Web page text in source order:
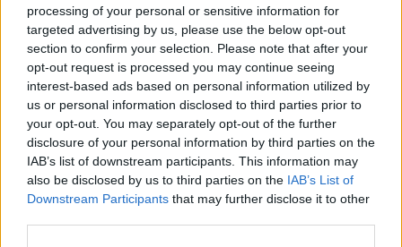
processing of your personal or sensitive information for
targeted advertising by us, please use the below opt-out
section to confirm your selection. Please note that after your
opt-out request is processed you may continue seeing
interest-based ads based on personal information utilized by
us or personal information disclosed to third parties prior to
your opt-out. You may separately opt-out of the further
disclosure of your personal information by third parties on the
IAB’s list of downstream participants. This information may
also be disclosed by us to third parties on the IAB’s List of
Downstream Participants that may further disclose it to other
náklady. Desetina českých domácností totiž vydává na bydlení více
než 40 % svých příjmů.
Greenpeace: Podpora moratoria na hlubokomořskou
těžbu vzrostla na 46 států. ČR mezi nimi zatím chybí
4.8.2026
Diskuse: 3
Přes víkend skončilo 31. Valné
shromáždění Mezinárodního
úřadu pro mořské dno (ISA),
kde měla své zastoupení i
Česká republika. Zasedání
skončilo zklamáním, protože se vládám členských států nepodařilo